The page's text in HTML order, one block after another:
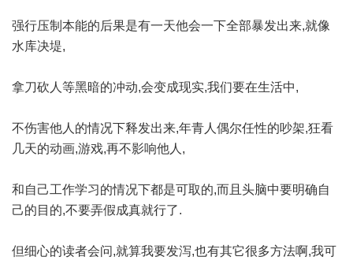
强行压制本能的后果是有一天他会一下全部暴发出来,就像
水库决堤,
拿刀砍人等黑暗的冲动,会变成现实,我们要在生活中,
不伤害他人的情况下释发出来,年青人偶尔任性的吵架,狂看
几天的动画,游戏,再不影响他人,
和自己工作学习的情况下都是可取的,而且头脑中要明确自
己的目的,不要弄假成真就行了.
但细心的读者会问,就算我要发泻,也有其它很多方法啊,我可